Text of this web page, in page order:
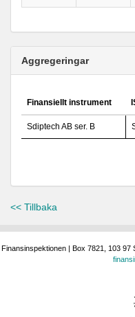
Aggregeringar
Finansiellt instrument
Sdiptech AB ser. B
<< Tillbaka
Finansinspektionen | Box 7821, 103 97